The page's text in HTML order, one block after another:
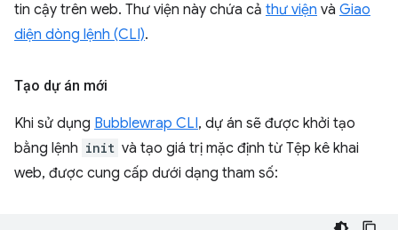
tin cậy trên web. Thư viện này chứa cả thư viện và Giao
diện dòng lệnh (CLI).
Tạo dự án mới
Khi sử dụng Bubblewrap CLI, dự án sẽ được khởi tạo
bằng lệnh init và tạo giá trị mặc định từ Tệp kê khai
web, được cung cấp dưới dạng tham số: